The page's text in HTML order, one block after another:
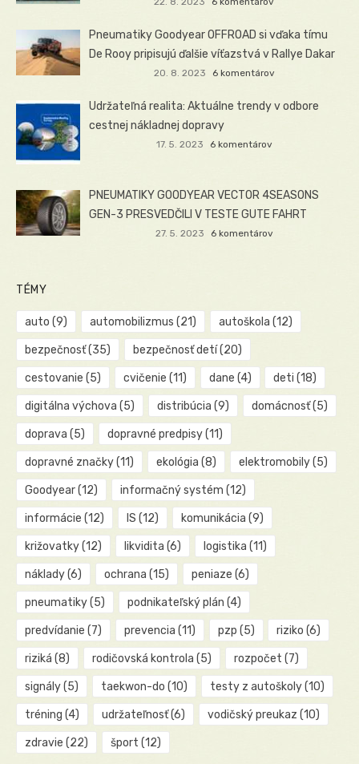
Pneumatiky Goodyear OFFROAD si vďaka tímu
De Rooy pripisujú ďalšie víťazstvá v Rallye Dakar
20. 8. 2023 6 komentárov
Udržateľná realita: Aktuálne trendy v odbore
cestnej nákladnej dopravy
17. 5. 2023 6 komentárov
PNEUMATIKY GOODYEAR VECTOR 4SEASONS
GEN-3 PRESVEDČILI V TESTE GUTE FAHRT
27. 5. 2023 6 komentárov
TÉMY
auto (9) automobilizmus (21) autoškola (12)
bezpečnosť(35) bezpečnosť detí(20)
cestovanie (5) cvičenie (11) dane (4) deti (18)
digitálna výchova (5) distribúcia (9) domácnosť(5)
doprava (5) dopravné predpisy(11)
dopravné značky(11) ekológia (8) elektromobily(5)
Goodyear(12) informačný systém (12)
informácie (12) IS (12) komunikácia (9)
križovatky(12) likvidita (6) logistika (11)
náklady(6) ochrana (15) peniaze (6)
pneumatiky(5) podnikateľský plán (4)
predvídanie (7) prevencia (11) pzp (5) riziko (6)
riziká (8) rodičovská kontrola (5) rozpočet (7)
signály(5) taekwon-do (10) testy z autoškoly(10)
tréning (4) udržateľnosť(6) vodičský preukaz (10)
zdravie (22) šport (12)